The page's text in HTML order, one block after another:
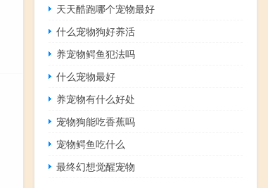
天天酷跑哪个宠物最好
什么宠物狗好养活
养宠物鳄鱼犯法吗
什么宠物最好
养宠物有什么好处
宠物狗能吃香蕉吗
宠物鳄鱼吃什么
最终幻想觉醒宠物